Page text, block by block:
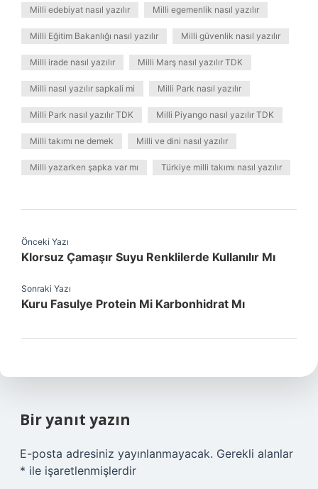
Milli edebiyat nasıl yazılır Milli egemenlik nasıl yazılır
Milli Eğitim Bakanlığı nasıl yazılır Milli güvenlik nasıl yazılır
Milli irade nasıl yazılır Milli Marş nasıl yazılır TDK
Milli nasıl yazılır sapkali mi Milli Park nasıl yazılır
Milli Park nasıl yazılır TDK Milli Piyango nasıl yazılır TDK
Milli takımı ne demek Milli ve dini nasıl yazılır
Milli yazarken şapka var mı Türkiye milli takımı nasıl yazılır
Önceki Yazı
Klorsuz Çamaşır Suyu Renklilerde Kullanılır Mı
Sonraki Yazı
Kuru Fasulye Protein Mi Karbonhidrat Mı
Bir yanıt yazın
E-posta adresiniz yayınlanmayacak. Gerekli alanlar
* ile işaretlenmişlerdir